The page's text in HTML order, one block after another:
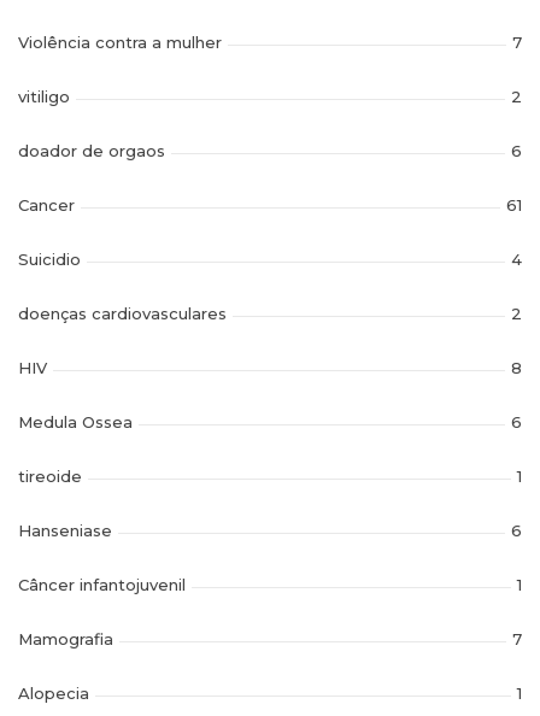
Violência contra a mulher 7
vitiligo 2
doador de orgaos 6
Cancer 61
Suicidio 4
doenças cardiovasculares 2
HIV 8
Medula Ossea 6
tireoide 1
Hanseniase 6
Câncer infantojuvenil 1
Mamografia 7
Alopecia 1